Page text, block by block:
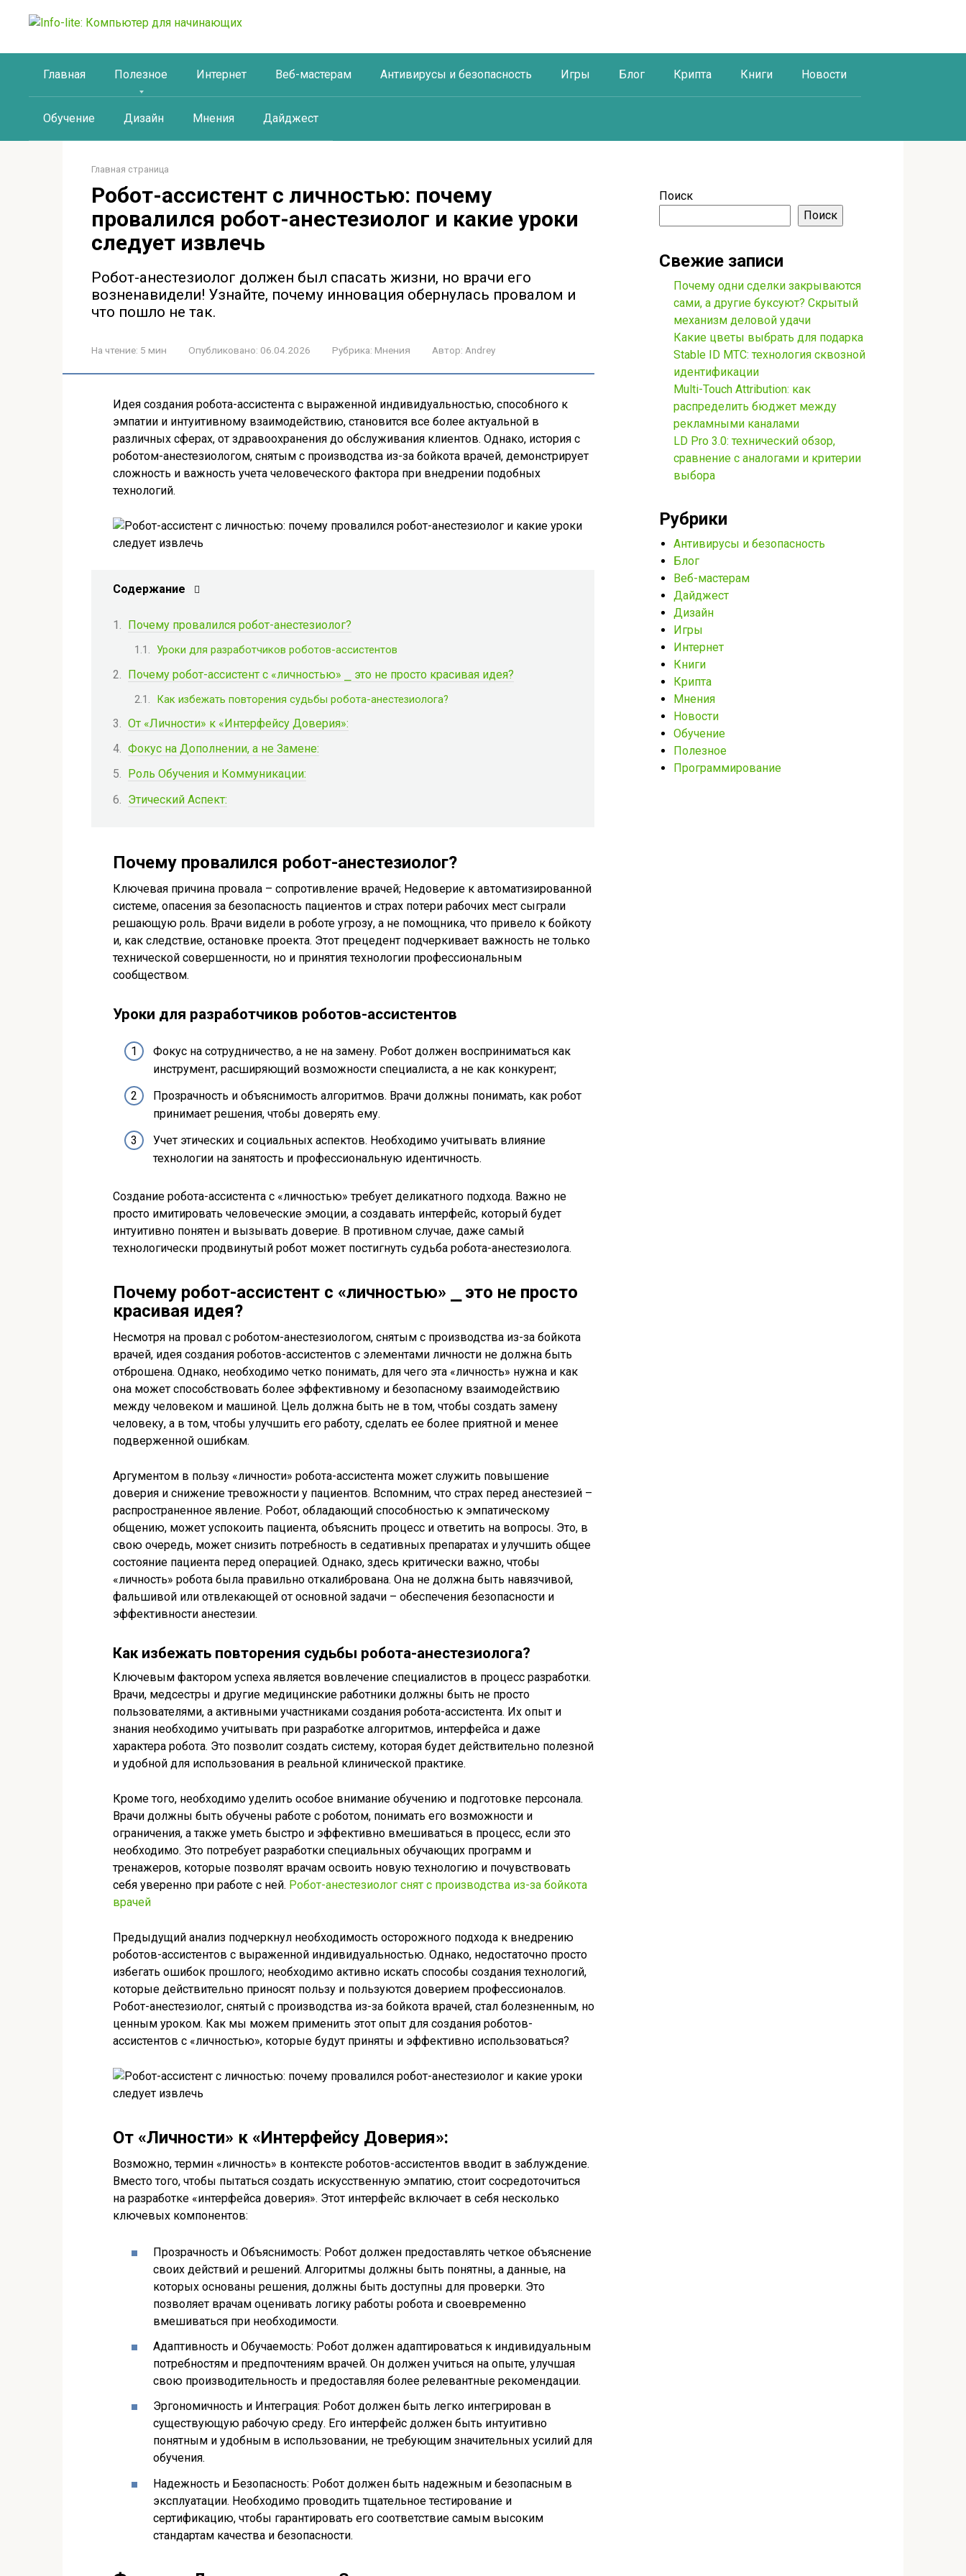
Главная Полезное Интернет Веб-мастерам Антивирусы и безопасность Игры Блог Крипта Книги Новости
Обучение Дизайн Мнения Дайджест
Главная страница
Робот-ассистент с личностью: почему
провалился робот-анестезиолог и какие уроки
следует извлечь
Робот-анестезиолог должен был спасать жизни, но врачи его
возненавидели! Узнайте, почему инновация обернулась провалом и
что пошло не так.
На чтение: 5 мин Опубликовано: 06.04.2026 Рубрика: Мнения Автор: Andrey
Идея создания робота-ассистента с выраженной индивидуальностью, способного к
эмпатии и интуитивному взаимодействию, становится все более актуальной в
различных сферах, от здравоохранения до обслуживания клиентов. Однако, история с
роботом-анестезиологом, снятым с производства из-за бойкота врачей, демонстрирует
сложность и важность учета человеческого фактора при внедрении подобных
технологий.
Содержание
Почему провалился робот-анестезиолог?
Уроки для разработчиков роботов-ассистентов
Почему робот-ассистент с «личностью» ⎯ это не просто красивая идея?
Как избежать повторения судьбы робота-анестезиолога?
От «Личности» к «Интерфейсу Доверия»:
Фокус на Дополнении, а не Замене:
Роль Обучения и Коммуникации:
Этический Аспект:
Почему провалился робот-анестезиолог?
Ключевая причина провала – сопротивление врачей; Недоверие к автоматизированной
системе, опасения за безопасность пациентов и страх потери рабочих мест сыграли
решающую роль. Врачи видели в роботе угрозу, а не помощника, что привело к бойкоту
и, как следствие, остановке проекта. Этот прецедент подчеркивает важность не только
технической совершенности, но и принятия технологии профессиональным
сообществом.
Уроки для разработчиков роботов-ассистентов
Фокус на сотрудничество, а не на замену. Робот должен восприниматься как
инструмент, расширяющий возможности специалиста, а не как конкурент;
Прозрачность и объяснимость алгоритмов. Врачи должны понимать, как робот
принимает решения, чтобы доверять ему.
Учет этических и социальных аспектов. Необходимо учитывать влияние
технологии на занятость и профессиональную идентичность.
Создание робота-ассистента с «личностью» требует деликатного подхода. Важно не
просто имитировать человеческие эмоции, а создавать интерфейс, который будет
интуитивно понятен и вызывать доверие. В противном случае, даже самый
технологически продвинутый робот может постигнуть судьба робота-анестезиолога.
Почему робот-ассистент с «личностью» ⎯ это не просто
красивая идея?
Несмотря на провал с роботом-анестезиологом, снятым с производства из-за бойкота
врачей, идея создания роботов-ассистентов с элементами личности не должна быть
отброшена. Однако, необходимо четко понимать, для чего эта «личность» нужна и как
она может способствовать более эффективному и безопасному взаимодействию
между человеком и машиной. Цель должна быть не в том, чтобы создать замену
человеку, а в том, чтобы улучшить его работу, сделать ее более приятной и менее
подверженной ошибкам.
Аргументом в пользу «личности» робота-ассистента может служить повышение
доверия и снижение тревожности у пациентов. Вспомним, что страх перед анестезией –
распространенное явление. Робот, обладающий способностью к эмпатическому
общению, может успокоить пациента, объяснить процесс и ответить на вопросы. Это, в
свою очередь, может снизить потребность в седативных препаратах и улучшить общее
состояние пациента перед операцией. Однако, здесь критически важно, чтобы
«личность» робота была правильно откалибрована. Она не должна быть навязчивой,
фальшивой или отвлекающей от основной задачи – обеспечения безопасности и
эффективности анестезии.
Как избежать повторения судьбы робота-анестезиолога?
Ключевым фактором успеха является вовлечение специалистов в процесс разработки.
Врачи, медсестры и другие медицинские работники должны быть не просто
пользователями, а активными участниками создания робота-ассистента. Их опыт и
знания необходимо учитывать при разработке алгоритмов, интерфейса и даже
характера робота. Это позволит создать систему, которая будет действительно полезной
и удобной для использования в реальной клинической практике.
Кроме того, необходимо уделить особое внимание обучению и подготовке персонала.
Врачи должны быть обучены работе с роботом, понимать его возможности и
ограничения, а также уметь быстро и эффективно вмешиваться в процесс, если это
необходимо. Это потребует разработки специальных обучающих программ и
тренажеров, которые позволят врачам освоить новую технологию и почувствовать
себя уверенно при работе с ней. Робот-анестезиолог снят с производства из-за бойкота
врачей
Предыдущий анализ подчеркнул необходимость осторожного подхода к внедрению
роботов-ассистентов с выраженной индивидуальностью. Однако, недостаточно просто
избегать ошибок прошлого; необходимо активно искать способы создания технологий,
которые действительно приносят пользу и пользуются доверием профессионалов.
Робот-анестезиолог, снятый с производства из-за бойкота врачей, стал болезненным, но
ценным уроком. Как мы можем применить этот опыт для создания роботов-
ассистентов с «личностью», которые будут приняты и эффективно использоваться?
От «Личности» к «Интерфейсу Доверия»:
Возможно, термин «личность» в контексте роботов-ассистентов вводит в заблуждение.
Вместо того, чтобы пытаться создать искусственную эмпатию, стоит сосредоточиться
на разработке «интерфейса доверия». Этот интерфейс включает в себя несколько
ключевых компонентов:
Прозрачность и Объяснимость: Робот должен предоставлять четкое объяснение
своих действий и решений. Алгоритмы должны быть понятны, а данные, на
которых основаны решения, должны быть доступны для проверки. Это
позволяет врачам оценивать логику работы робота и своевременно
вмешиваться при необходимости.
Адаптивность и Обучаемость: Робот должен адаптироваться к индивидуальным
потребностям и предпочтениям врачей. Он должен учиться на опыте, улучшая
свою производительность и предоставляя более релевантные рекомендации.
Эргономичность и Интеграция: Робот должен быть легко интегрирован в
существующую рабочую среду. Его интерфейс должен быть интуитивно
понятным и удобным в использовании, не требующим значительных усилий для
обучения.
Надежность и Безопасность: Робот должен быть надежным и безопасным в
эксплуатации. Необходимо проводить тщательное тестирование и
сертификацию, чтобы гарантировать его соответствие самым высоким
стандартам качества и безопасности.
Поиск
Поиск
Свежие записи
Почему одни сделки закрываются
сами, а другие буксуют? Скрытый
механизм деловой удачи
Какие цветы выбрать для подарка
Stable ID МТС: технология сквозной
идентификации
Multi-Touch Attribution: как
распределить бюджет между
рекламными каналами
LD Pro 3.0: технический обзор,
сравнение с аналогами и критерии
выбора
Рубрики
Антивирусы и безопасность
Блог
Веб-мастерам
Дайджест
Дизайн
Игры
Интернет
Книги
Крипта
Мнения
Новости
Обучение
Полезное
Программирование